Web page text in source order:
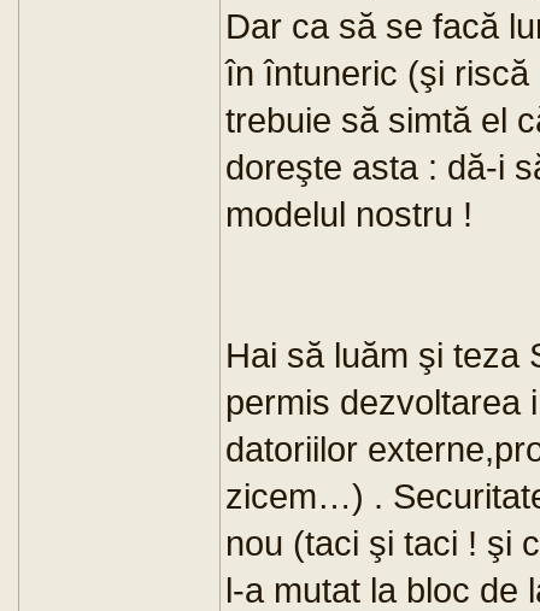
Dar ca să se facă
în întuneric (şi
trebuie să simtă el
doreşte asta : dă-i
modelul nostru !
Hai să luăm şi teza
permis dezvoltarea
datoriilor
zicem…) .
nou (taci şi taci ! şi
l-a mutat la bloc de